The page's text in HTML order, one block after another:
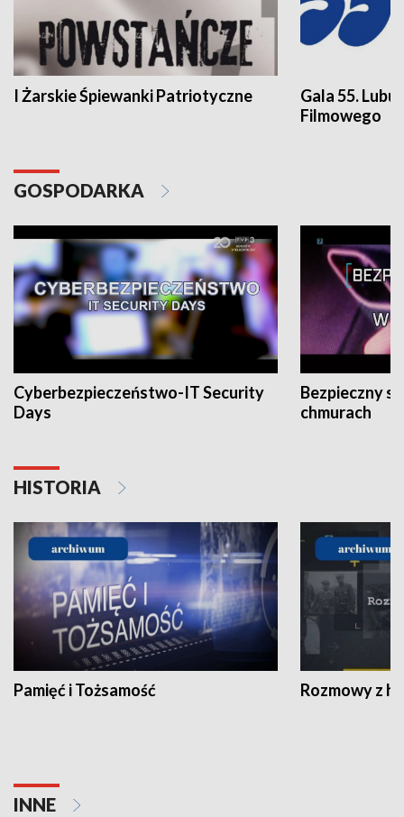
I Żarskie Śpiewanki Patriotyczne
Gala 55.
Filmowego
GOSPODARKA
Cyberbezpieczeństwo-IT Security
Days
Bezpieczny
chmurach
HISTORIA
Pamięć i Tożsamość Rozmowy z
INNE